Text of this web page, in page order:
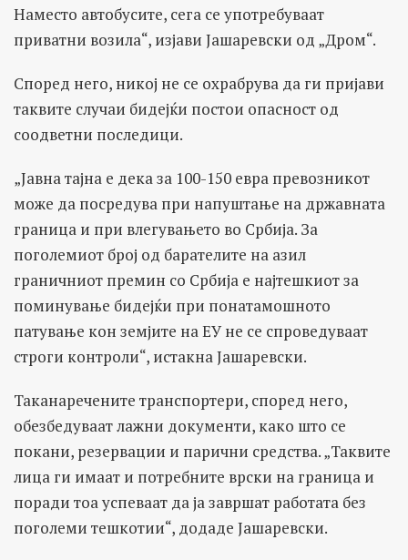
Наместо автобусите, сега се употребуваат
приватни возила“, изјави Јашаревски од „Дром“.
Според него, никој не се охрабрува да ги пријави
таквите случаи бидејќи постои опасност од
соодветни последици.
„Јавна тајна е дека за 100-150 евра превозникот
може да посредува при напуштање на државната
граница и при влегувањето во Србија. За
поголемиот број од барателите на азил
граничниот премин со Србија е најтешкиот за
поминување бидејќи при понатамошното
патување кон земјите на ЕУ не се спроведуваат
строги контроли“, истакна Јашаревски.
Таканаречените транспортери, според него,
обезбедуваат лажни документи, како што се
покани, резервации и парични средства. „Таквите
лица ги имаат и потребните врски на граница и
поради тоа успеваат да ја завршат работата без
поголеми тешкотии“, додаде Јашаревски.